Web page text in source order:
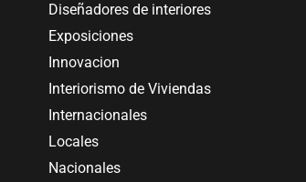
Diseñadores de interiores
Exposiciones
Innovacion
Interiorismo de Viviendas
Internacionales
Locales
Nacionales